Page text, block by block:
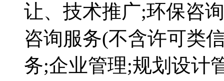
让、技术推广;环保咨
咨询服务(不含许可类
务;企业管理;规划设计